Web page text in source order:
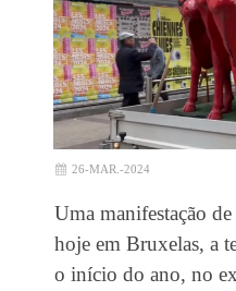
26-MAR.-2024
Uma manifestação
hoje em Bruxelas, a
o início do ano, no